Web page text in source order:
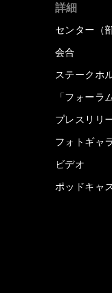
詳細
センター（
会合
ステークホ
「フォーラ
プレスリリ
フォトギャ
ビデオ
ポッドキャ